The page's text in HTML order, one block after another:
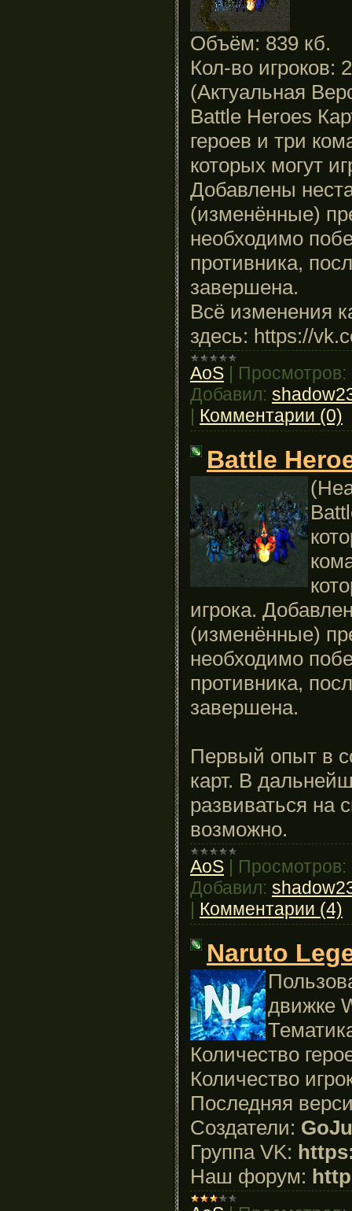
Объём: 839 кб.
Кол-во игроков:
(Актуальная
Battle Heroes
героев и три
которых могут
Добавлены
(изменённые)
необходимо
противника,
завершена.
Всё изменения
здесь: https://
AoS | Просмотров:
Добавил:
| Комментарии (0)
Battle
игрока.
(изменённые)
необходимо
противника,
завершена.
Первый опыт в
карт. В
развиваться на
возможно.
AoS | Просмотров:
Добавил:
| Комментарии (4)
Naruto
движке
Количество
Количество
Последняя
Создатели:
Группа VK:
Наш форум: